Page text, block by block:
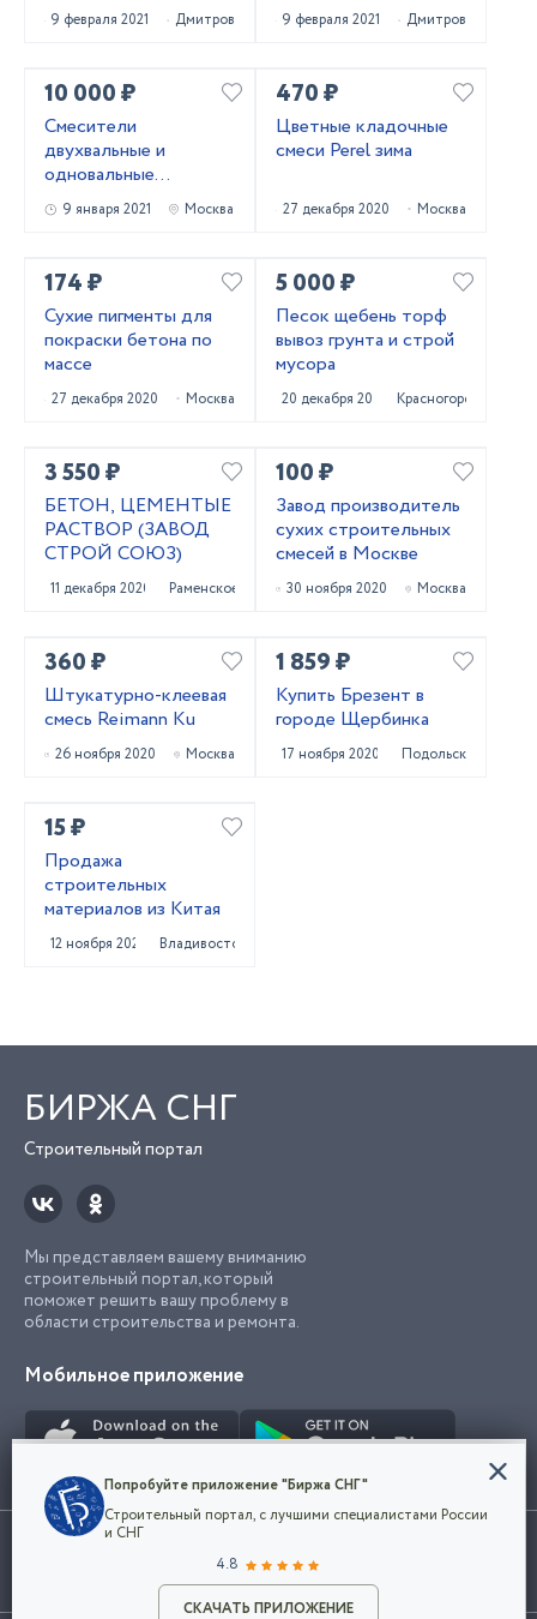
Разместить объявление
9 февраля 2021 Дмитров 9 февраля 2021 Дмитров
10 000 ₽
Смесители
двухвальные и
одновальные
С-3,С-6,С-12 торфа,
удобрений, кормов,
мела
9 января 2021 Москва
470 ₽
Цветные кладочные
смеси Perel зима
27 декабря 2020 Москва
174 ₽
Сухие пигменты для
покраски бетона по
массе
27 декабря 2020 Москва
5 000 ₽
Песок щебень торф
вывоз грунта и строй
мусора
20 декабря 2020 Красногорск
3 550 ₽
БЕТОН, ЦЕМЕНТЫЕ
РАСТВОР (ЗАВОД
СТРОЙ СОЮЗ)
11 декабря 2020 Раменское
100 ₽
Завод производитель
сухих строительных
смесей в Москве
30 ноября 2020 Москва
360 ₽
Штукатурно-клеевая
смесь Reimann Ku
26 ноября 2020 Москва
1 859 ₽
Купить Брезент в
городе Щербинка
17 ноября 2020 Подольск
15 ₽
Продажа
строительных
материалов из Китая
12 ноября 2020 Владивосток
БИРЖА СНГ
Строительный портал
Мы представляем вашему вниманию
строительный портал, который
поможет решить вашу проблему в
области строительства и ремонта.
Мобильное приложение
Использование сайта, в том числе подача объявлений, означает
марки представленные на сайте являются собственностью их
Конфиденциальность
Мы используем файлы cookie, чтобы сделать
наш сайт удобным для каждого
Политикой конфиденциальности компании
и принимаете условия использования cookie.
Попробуйте приложение "Биржа СНГ"
Строительный портал, с лучшими специалистами России
и СНГ
4.8
СКАЧАТЬ ПРИЛОЖЕНИЕ